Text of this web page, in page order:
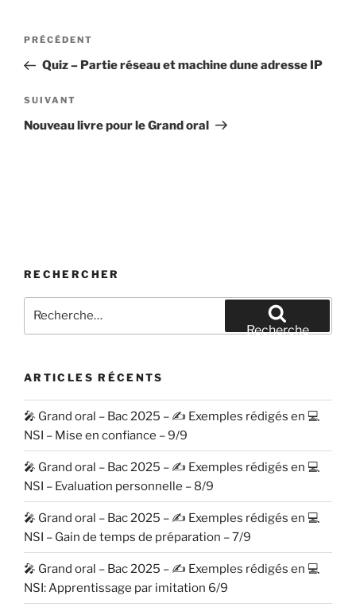
Navigation
l’article
Article
précédent
PRÉCÉDENT
Quiz – Partie réseau et machine dune adresse IP
Article
suivant
SUIVANT
Nouveau livre pour le Grand oral
RECHERCHER
pour
Recherche
ARTICLES RÉCENTS
🎤 Grand oral – Bac 2025 – ✍️ Exemples rédigés en 💻
NSI – Mise en confiance – 9/9
🎤 Grand oral – Bac 2025 – ✍️ Exemples rédigés en 💻
NSI – Evaluation personnelle – 8/9
🎤 Grand oral – Bac 2025 – ✍️ Exemples rédigés en 💻
NSI – Gain de temps de préparation – 7/9
🎤 Grand oral – Bac 2025 – ✍️ Exemples rédigés en 💻
NSI: Apprentissage par imitation 6/9